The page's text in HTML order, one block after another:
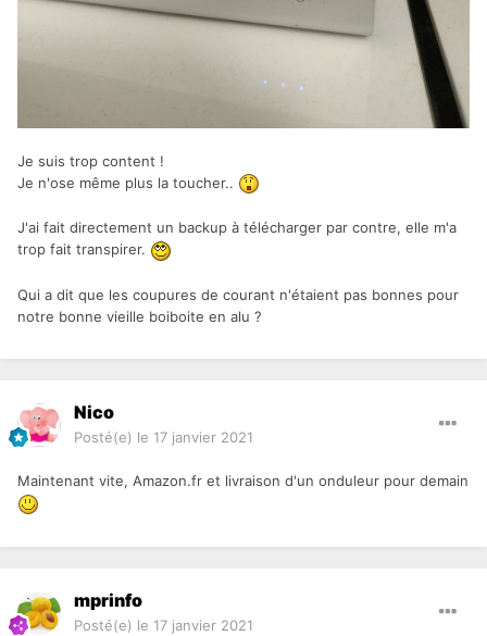
Je suis trop content !
Je n'ose même plus la toucher..
J'ai fait directement un backup à télécharger par contre, elle m'a
trop fait transpirer.
Qui a dit que les coupures de courant n'étaient pas bonnes pour
notre bonne vieille boiboite en alu ?
Nico
Posté(e) le 17 janvier 2021
Maintenant vite, Amazon.fr et livraison d'un onduleur pour demain
mprinfo
Posté(e) le 17 janvier 2021